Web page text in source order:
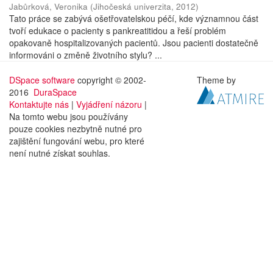
Jabůrková, Veronika (Jihočeská univerzita, 2012)
Tato práce se zabývá ošetřovatelskou péčí, kde významnou část
tvoří edukace o pacienty s pankreatitidou a řeší problém
opakovaně hospitalizovaných pacientů. Jsou pacienti dostatečně
informováni o změně životního stylu? ...
DSpace software copyright © 2002-
2016 DuraSpace
Kontaktujte nás | Vyjádření názoru |
Na tomto webu jsou používány
pouze cookies nezbytně nutné pro
zajištění fungování webu, pro které
není nutné získat souhlas.
Theme by